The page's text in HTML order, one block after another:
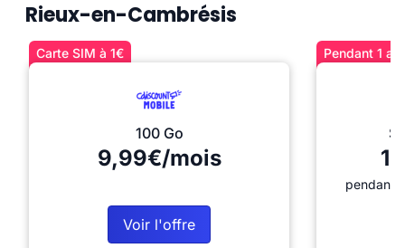
Rieux-en-Cambrésis
Carte SIM à 1€
100 Go
9,99€/mois
Voir l'offre
Pendant 1
pendant